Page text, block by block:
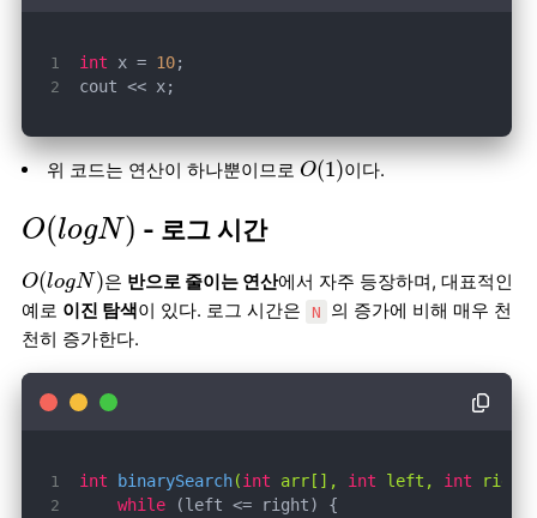
int x = 10
cout << x;
위 코드는 연산이 하나뿐이므로 O(1)
O(1)이다.
O(logN)
O(lo N) - 로그 시간
O(logN)
O(lo N)은 반으로 줄이는 연산에서 자주 등장하며, 대표적인
예로 이진 탐색이 있다. 로그 시간은 N
의 증가에 비해 매우 천
천히 증가한다.
int binarySearch(int arr[], int left, int
while